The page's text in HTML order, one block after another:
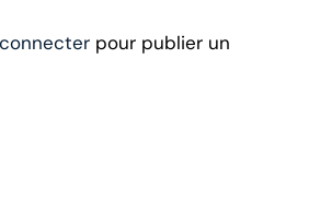
pour publier un